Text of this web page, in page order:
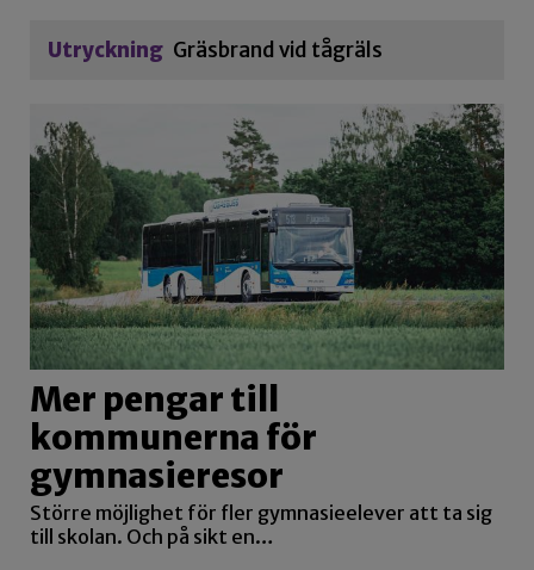
Utryckning Gräsbrand vid tågräls
Mer pengar till
kommunerna för
gymnasieresor
Större möjlighet för fler gymnasieelever att ta sig
till skolan. Och på sikt en…